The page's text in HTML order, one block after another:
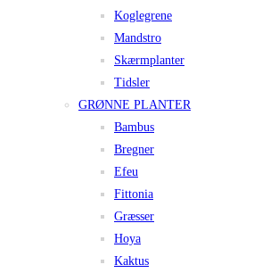
Koglegrene
Mandstro
Skærmplanter
Tidsler
GRØNNE PLANTER
Bambus
Bregner
Efeu
Fittonia
Græsser
Hoya
Kaktus